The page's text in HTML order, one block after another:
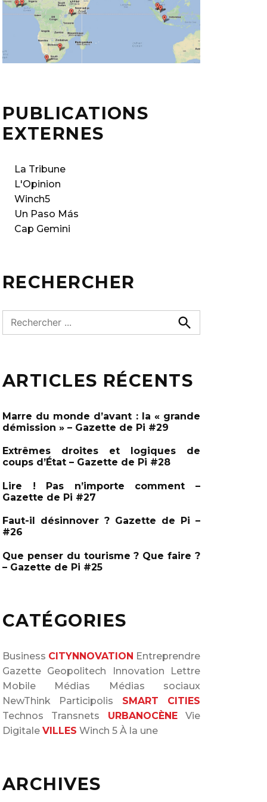
PUBLICATIONS
EXTERNES
La Tribune
L'Opinion
Winch5
Un Paso Más
Cap Gemini
RECHERCHER
e
e
h
r
:
R
r
c
r
ARTICLES RÉCENTS
Marre du monde d’avant : la « grande
démission » – Gazette de Pi #29
Extrêmes droites et logiques de
coups d’État – Gazette de Pi #28
Lire ! Pas n’importe comment –
Gazette de Pi #27
Faut-il désinnover ? Gazette de Pi –
#26
Que penser du tourisme ? Que faire ?
– Gazette de Pi #25
CATÉGORIES
Business CITYNNOVATION Entreprendre
Gazette Geopolitech Innovation
Lettre
Mobile
Médias
Médias sociaux
NewThink
Participolis
SMART CITIES
Technos
Transnets URBANOCÈNE
Vie
Digitale VILLES Winch 5 À la une
ARCHIVES